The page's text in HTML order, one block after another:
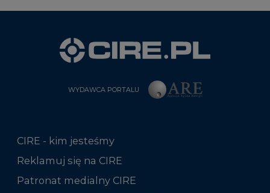
WYDAWCA PORTALU
CIRE - kim jesteśmy
Reklamuj się na CIRE
Patronat medialny CIRE